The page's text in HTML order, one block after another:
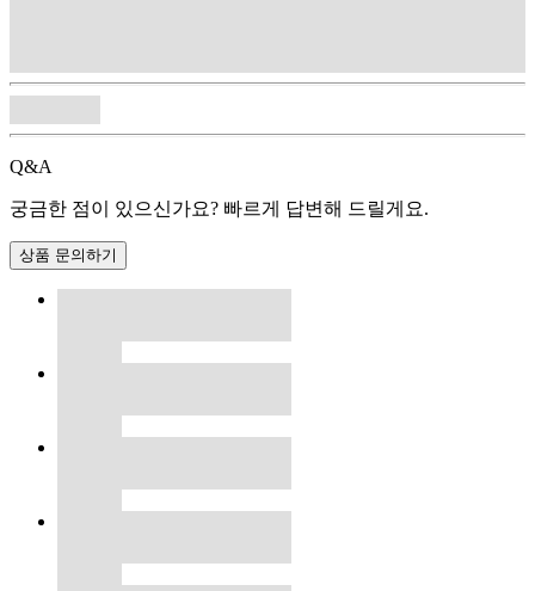
Q&A
궁금한 점이 있으신가요? 빠르게 답변해 드릴게요.
상품 문의하기